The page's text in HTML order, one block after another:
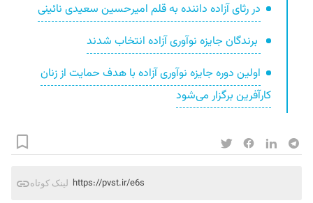
در رثای آزاده داننده به قلم امیرحسین سعیدی نائینی
برندگان جایزه نوآوری آزاده انتخاب شدند
اولین دوره جایزه نوآوری آزاده با هدف حمایت از زنان
کارآفرین برگزار می‌شود
لینک کوتاه https://pvst.ir/e6s